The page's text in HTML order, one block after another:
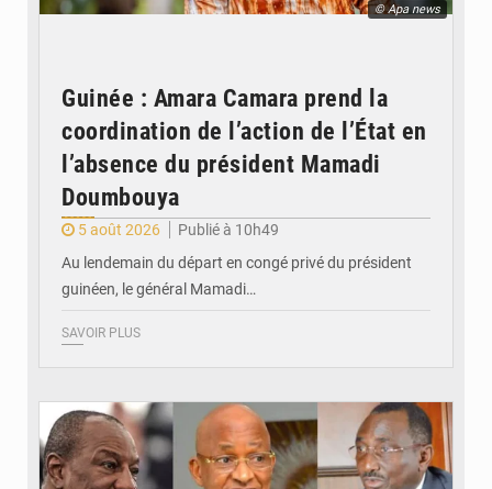
© Apa news
Guinée : Amara Camara prend la
coordination de l’action de l’État en
l’absence du président Mamadi
Doumbouya
5 août 2026
Publié à 10h49
Au lendemain du départ en congé privé du président
guinéen, le général Mamadi…
SAVOIR PLUS